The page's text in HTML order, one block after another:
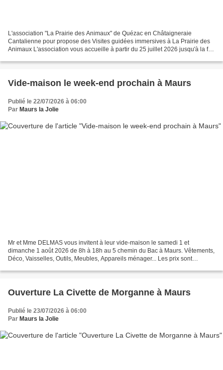
L'association "La Prairie des Animaux" de Quézac en Châtaigneraie
Cantalienne pour propose des Visites guidées immersives à La Prairie des
Animaux L'association vous accueille à partir du 25 juillet 2026 jusqu'à la fin
Vide-maison le week-end prochain à Maurs
Publié le 22/07/2026 à 06:00
Par Maurs la Jolie
Mr et Mme DELMAS vous invitent à leur vide-maison le samedi 1 et
dimanche 1 août 2026 de 8h à 18h au 5 chemin du Bac à Maurs. Vêtements,
Déco, Vaisselles, Outils, Meubles, Appareils ménager... Les prix sont
Ouverture La Civette de Morganne à Maurs
Publié le 23/07/2026 à 06:00
Par Maurs la Jolie